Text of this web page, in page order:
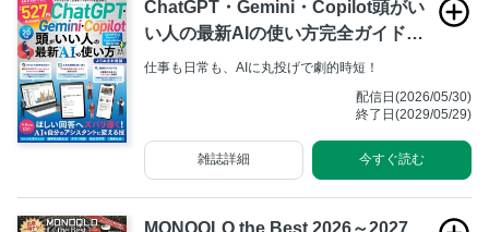
ChatGPT・Gemini・Copilot頭がい
い人の最新AIの使い方完全ガイドよ
りぬきお得版
仕事も日常も、AIに丸投げで劇的時短！
配信日(2026/05/30)
終了日(2029/05/29)
今すぐ読む
雑誌詳細
MONOQLO the Best 2026～2027